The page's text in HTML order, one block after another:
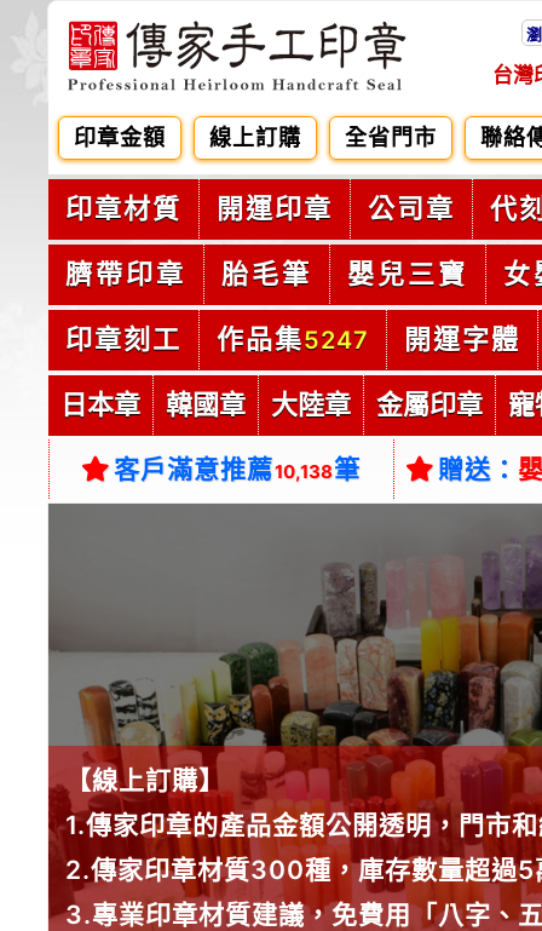
台灣
印章金額 線上訂購 全省門市 聯絡
印章材質 開運印章 公司章 代
臍帶印章 胎毛筆 嬰兒三寶 女
印章刻工 作品集5247 開運字體
日本章 韓國章 大陸章 金屬印章 寵
客戶滿意推薦10,138筆 贈送：
【線上訂購】
1.傳家印章的產品金額公開透明，門市
2.傳家印章材質300種，庫存數量超過
3.專業印章材質建議，免費用「八字、